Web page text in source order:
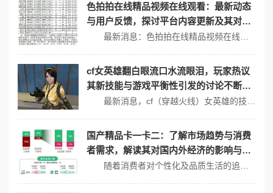
色拍拍在线精品视频在线观看：最新动态
与用户反馈，探讨平台内容更新及其对用
户体验的影响
cf女英雄翻白眼流口水流眼泪，玩家热议
其新技能与游戏平衡性引发的讨论不断升
国产精品卡一卡二：了解市场趋势与消费
者需求，解读其对国内外经济的影响与未
来发展潜力